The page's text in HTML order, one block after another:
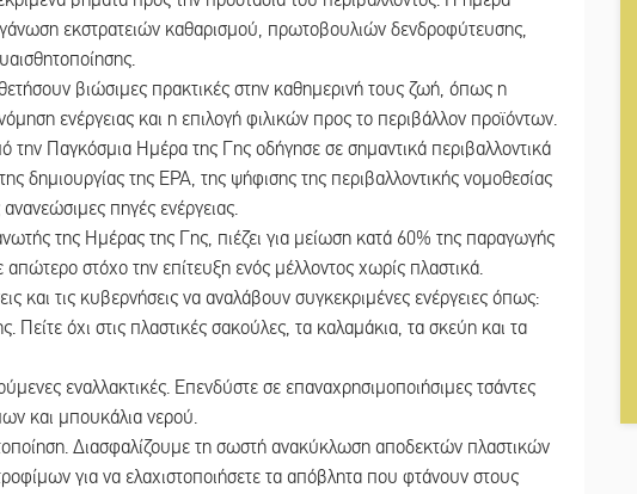
εκστρατειών καθαρισμού, πρωτοβουλιών δενδροφύτευσης,
βιώσιμες πρακτικές στην καθημερινή τους ζωή, όπως η
ενέργειας και η επιλογή φιλικών προς το περιβάλλον προϊόντων.
Παγκόσμια Ημέρα της Γης οδήγησε σε σημαντικά περιβαλλοντικά
δημιουργίας της EPA, της ψήφισης της περιβαλλοντικής νομοθεσίας
πηγές ενέργειας.
της Ημέρας της Γης, πιέζει για μείωση κατά 60% της παραγωγής
στόχο την επίτευξη ενός μέλλοντος χωρίς πλαστικά.
και τις κυβερνήσεις να αναλάβουν συγκεκριμένες ενέργειες όπως:
όχι στις πλαστικές σακούλες, τα καλαμάκια, τα σκεύη και τα
εναλλακτικές. Επενδύστε σε επαναχρησιμοποιήσιμες τσάντες
και μπουκάλια νερού.
Διασφαλίζουμε τη σωστή ανακύκλωση αποδεκτών πλαστικών
για να ελαχιστοποιήσετε τα απόβλητα που φτάνουν στους